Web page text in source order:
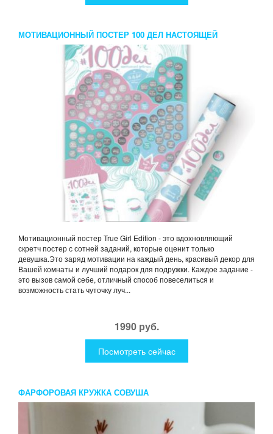
МОТИВАЦИОННЫЙ ПОСТЕР 100 ДЕЛ НАСТОЯЩЕЙ
Мотивационный постер True Girl Edition - это вдохновляющий
скретч постер с сотней заданий, которые оценит только
девушка.Это заряд мотивации на каждый день, красивый декор для
Вашей комнаты и лучший подарок для подружки. Каждое задание -
это вызов самой себе, отличный способ повеселиться и
возможность стать чуточку луч...
1990 руб.
Посмотреть сейчас
ФАРФОРОВАЯ КРУЖКА СОВУША